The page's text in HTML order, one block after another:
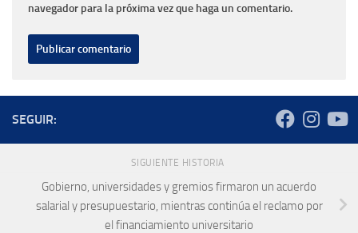
navegador para la próxima vez que haga un comentario.
SEGUIR:
SIGUIENTE HISTORIA
Gobierno, universidades y gremios firmaron un acuerdo
salarial y presupuestario, mientras continúa el reclamo por
el financiamiento universitario